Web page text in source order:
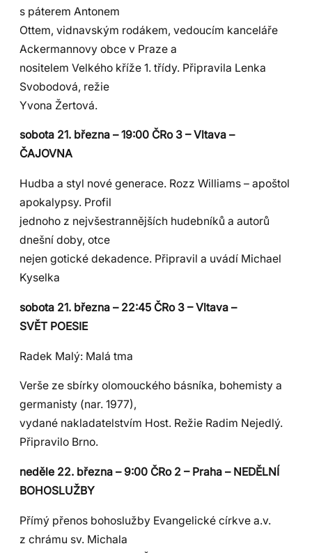
s páterem Antonem
Ottem, vidnavským rodákem, vedoucím kanceláře
Ackermannovy obce v Praze a
nositelem Velkého kříže 1. třídy. Připravila Lenka
Svobodová, režie
Yvona Žertová.
sobota 21. března – 19:00 ČRo 3 – Vltava –
ČAJOVNA
Hudba a styl nové generace. Rozz Williams – apoštol
apokalypsy. Profil
jednoho z nejvšestrannějších hudebníků a autorů
dnešní doby, otce
nejen gotické dekadence. Připravil a uvádí Michael
Kyselka
sobota 21. března – 22:45 ČRo 3 – Vltava –
SVĚT POESIE
Radek Malý: Malá tma
Verše ze sbírky olomouckého básníka, bohemisty a
germanisty (nar. 1977),
vydané nakladatelstvím Host. Režie Radim Nejedlý.
Připravilo Brno.
neděle 22. března – 9:00 ČRo 2 – Praha – NEDĚLNÍ
BOHOSLUŽBY
Přímý přenos bohoslužby Evangelické církve a.v.
z chrámu sv. Michala